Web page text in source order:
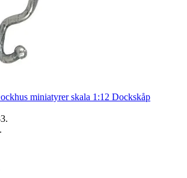
miniatyrer skala 1:12 Dockskåp
.
.